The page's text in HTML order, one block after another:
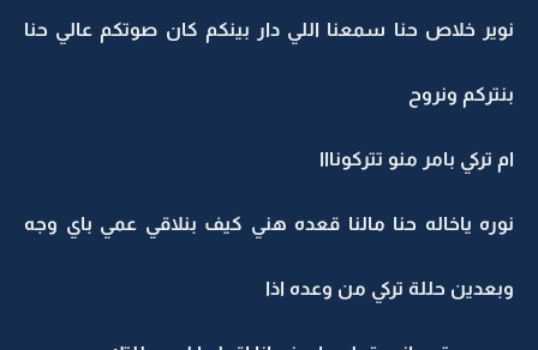
نوير خلاص حنا سمعنا اللي دار بينكم كان صوتكم عالي حنا
بنتركم ونروح
ام تركي بامر منو تتركونااا
نوره ياخاله حنا مالنا قعده هني كيف بنلاقي عمي باي وجه
وبعدين حللة تركي من وعده اذا